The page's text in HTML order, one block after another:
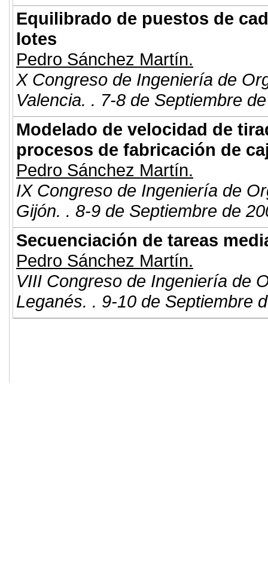
Equilibrado de puestos de
lotes
Pedro Sánchez Martín.
X Congreso de Ingeniería de
Valencia. . 7-8 de Septiembre
Modelado de velocidad de
procesos de fabricación de
Pedro Sánchez Martín.
IX Congreso de Ingeniería de
Gijón. . 8-9 de Septiembre de
Secuenciación de tareas
Pedro Sánchez Martín.
VIII Congreso de Ingeniería de
Leganés. . 9-10 de Septiembre